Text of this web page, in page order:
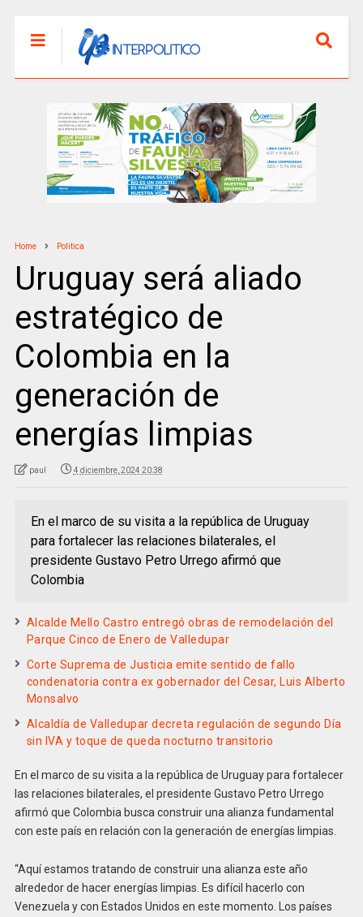
Home Politica
Uruguay será aliado
estratégico de
Colombia en la
generación de
energías limpias
paul 4 diciembre, 2024 20:38
En el marco de su visita a la república de Uruguay
para fortalecer las relaciones bilaterales, el
presidente Gustavo Petro Urrego afirmó que
Colombia
Alcalde Mello Castro entregó obras de remodelación del
Parque Cinco de Enero de Valledupar
Corte Suprema de Justicia emite sentido de fallo
condenatoria contra ex gobernador del Cesar, Luis Alberto
Monsalvo
Alcaldía de Valledupar decreta regulación de segundo Día
sin IVA y toque de queda nocturno transitorio
En el marco de su visita a la república de Uruguay para fortalecer
las relaciones bilaterales, el presidente Gustavo Petro Urrego
afirmó que Colombia busca construir una alianza fundamental
con este país en relación con la generación de energías limpias.
“Aquí estamos tratando de construir una alianza este año
alrededor de hacer energías limpias. Es difícil hacerlo con
Venezuela y con Estados Unidos en este momento. Los países